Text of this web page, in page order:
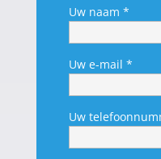
Uw naam *
Uw e-mail *
Uw